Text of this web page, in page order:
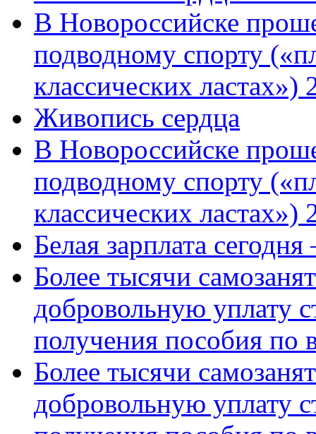
В Новороссийске
подводному спорту
классических
Живопись сердца
В Новороссийске
подводному спорту
классических ластах»)
Белая зарплата
Более тысячи
добровольную уплату
получения пособия по
Более тысячи
добровольную уплату